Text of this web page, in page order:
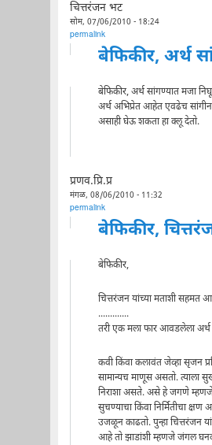
चित्तरंजन भट
सोम, 07/06/2010 - 18:24
permalink
बेफिकीर, अर्थ
बेफिकीर, अर्थ सांगण्यात मजा
अर्थ अभिप्रेत आहेत एवढेच
असाही घेऊ शकता हा क्लू देतो.
प्रणव.प्रि.प्र
मंगळ, 08/06/2010 - 11:32
permalink
बेफिकीर,
बेफिकीर,
चित्तरंजन यांच्या मताशी सहमत
.............
तरी एक मला फार आवडलेला अर्थ
कवी किंवा कलावंत जेव्हा सृजन
सामान्यच माणूस असतो. त्याला
निराशा असते. असे हे जगणे म्हणजे
सुचण्याचा किंवा निर्मितीचा
उजळून काढतो. पुन्हा चित्तरंजन
आहे तो झाडांशी म्हणजे जंगल